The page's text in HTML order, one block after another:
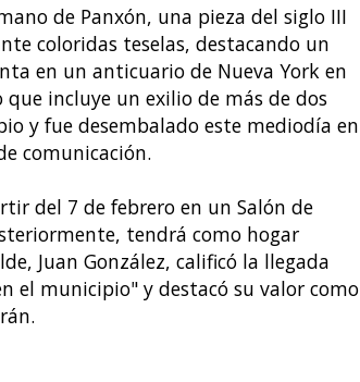
de Panxón, una pieza del siglo III
coloridas teselas, destacando un
en un anticuario de Nueva York en
incluye un exilio de más de dos
y fue desembalado este mediodía en
comunicación.
del 7 de febrero en un Salón de
tendrá como hogar
Juan González, calificó la llegada
el municipio" y destacó su valor como